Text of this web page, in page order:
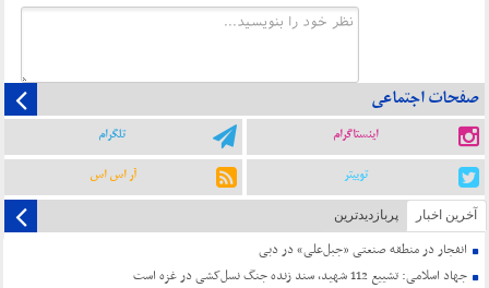
صفحات اجتماعی
اینستاگرام تلگرام
توییتر آر اس اس
آخرین اخبار پربازدیدترین
انفجار در منطقه صنعتی «جبل‌علی» در دبی
جهاد اسلامی: تشییع 112 شهید، سند زنده جنگ نسل‌کشی در غزه است